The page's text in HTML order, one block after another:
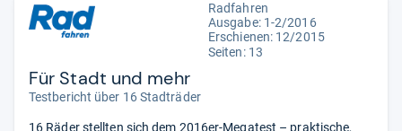
Radfahren
Ausgabe: 1-2/2016
Erschienen: 12/2015
Seiten: 13
Für Stadt und mehr
Testbericht über 16 Stadträder
16 Räder stellten sich dem 2016er-Megatest – praktische,